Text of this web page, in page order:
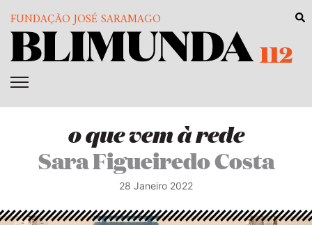
FUNDAÇÃO JOSÉ SARAMAGO
112
o que vem à rede
Sara Figueiredo Costa
28 Janeiro 2022